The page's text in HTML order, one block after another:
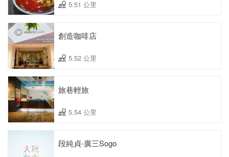
5.51 公里
創造咖啡店
5.52 公里
旅巷輕旅
5.54 公里
段純貞-廣三Sogo